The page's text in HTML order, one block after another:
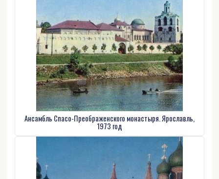
Ансамбль Спасо-Преображенского монастыря. Ярославль,
1973 год